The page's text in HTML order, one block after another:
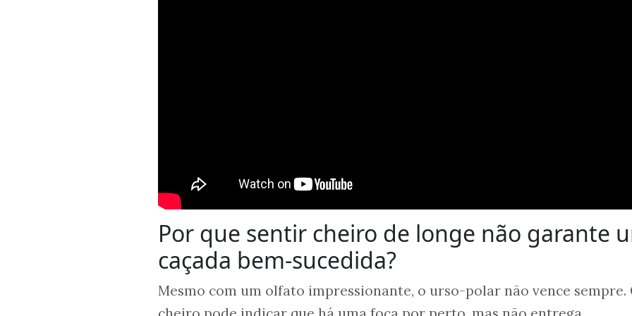
Por que sentir cheiro de longe não garante
caçada bem-sucedida?
Mesmo com um olfato impressionante, o urso-polar não vence sempre.